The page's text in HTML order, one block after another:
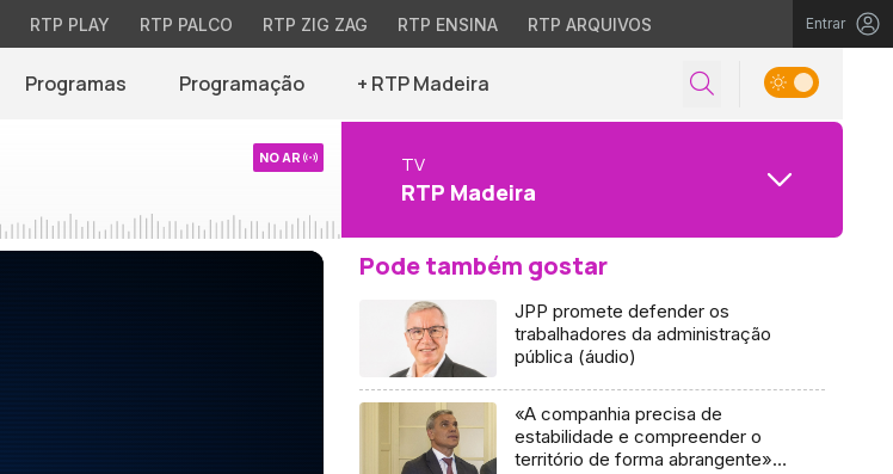
RTP PLAY RTP PALCO RTP ZIG ZAG RTP ENSINA RTP ARQUIVOS Entrar
Programas Programação + RTP Madeira
NO AR TV
RTP Madeira
Pode também gostar
JPP promete defender os
trabalhadores da administração
pública (áudio)
«A companhia precisa de
estabilidade e compreender o
território de forma abrangente»